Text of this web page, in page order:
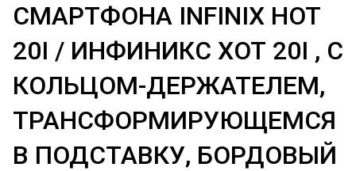
СМАРТФОНА INFINIX HOT
20I / ИНФИНИКС ХОТ 20I , С
КОЛЬЦОМ-ДЕРЖАТЕЛЕМ,
ТРАНСФОРМИРУЮЩЕМСЯ
В ПОДСТАВКУ, БОРДОВЫЙ